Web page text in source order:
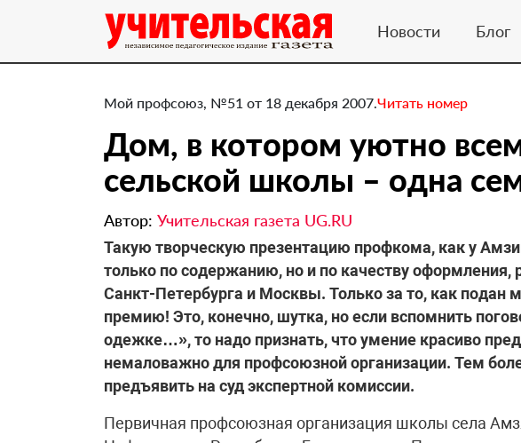
Новости Блог
Мой профсоюз, №51 от 18 декабря 2007.Читать номер
Дом, в котором уютно
сельской школы – одна
Автор: Учительская газета UG.RU
Такую творческую презентацию профкома, как у
только по содержанию, но и по качеству
Санкт-Петербурга и Москвы. Только за то, как подан
премию! Это, конечно, шутка, но если вспомнить
одежке…», то надо признать, что умение красиво
немаловажно для профсоюзной организации. Тем
предъявить на суд экспертной комиссии.
Первичная профсоюзная организация школы села